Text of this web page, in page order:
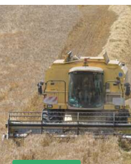
rekordnál egymillió
terméssel kalkulál –
Zoltán, az Erste Agrár
agrárszakértője.